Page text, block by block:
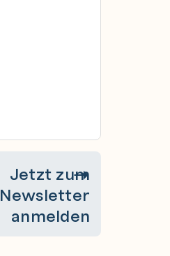
Jetzt zum
Newsletter
anmelden